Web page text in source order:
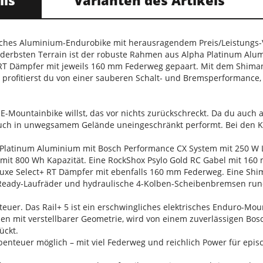
Aluminium-Endurobike mit herausragendem Preis/
Terrain ist der robuste Rahmen aus Alpha Platinum
Dämpfer mit jeweils 160 mm Federweg gepaart. Mit dem
du von einer sauberen Schalt- und
Mountainbike willst, das vor nichts zurückschreckt. Da du
in unwegsamem Gelände uneingeschränkt performt. Bei den
Aluminium mit Bosch Performance CX System mit 250
800 Wh Kapazität. Eine RockShox Psylo Gold RC Gabel mit
Select+ RT Dämpfer mit ebenfalls 160 mm Federweg. Eine
Laufräder und hydraulische 4-Kolben-Scheibenbremsen
Das Rail+ 5 ist ein erschwingliches elektrisches Enduro-
mit verstellbarer Geometrie, wird von einem zuverlässigen
möglich – mit viel Federweg und reichlich Power für